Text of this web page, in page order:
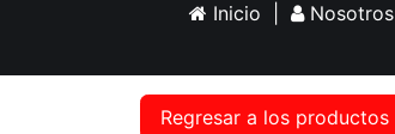
Inicio Nosotros
Regresar a los productos